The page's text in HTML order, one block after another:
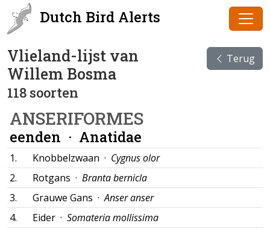
Dutch Bird Alerts
Vlieland-lijst van
Willem Bosma
118 soorten
Terug
ANSERIFORMES
eenden · Anatidae
1. Knobbelzwaan · Cygnus olor
2.
Rotgans · Branta bernicla
3.
Grauwe Gans ·Anser anser
4.
Eider · Somateria mollissima